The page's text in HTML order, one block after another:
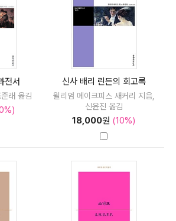
전서
래 옮김
신사 배리 린든의 회고록
윌리엄 메이크피스 새커리 지음,
신윤진 옮김
18,000원 (10%)